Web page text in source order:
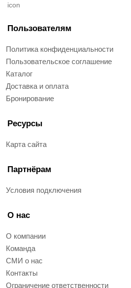
Пользователям
Политика конфиденциальности
Пользовательское соглашение
Каталог
Доставка и оплата
Бронирование
Ресурсы
Карта сайта
Партнёрам
Условия подключения
О нас
О компании
Команда
СМИ о нас
Контакты
Ограничение ответственности